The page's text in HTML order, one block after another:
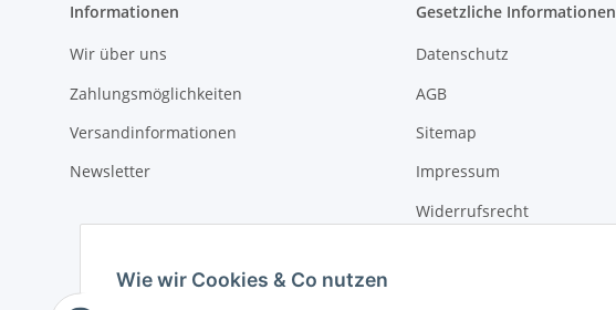
Informationen
Wir über uns
Zahlungsmöglichkeiten
Versandinformationen
Newsletter
Gesetzliche Informationen
Datenschutz
AGB
Sitemap
Impressum
Widerrufsrecht
Wie wir Cookies & Co nutzen